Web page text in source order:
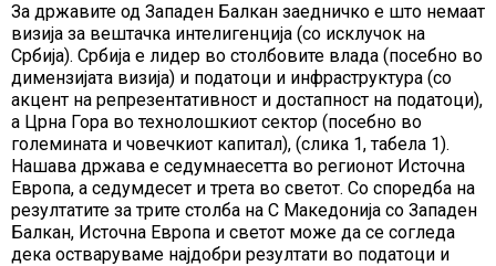
За државите од Западен Балкан заедничко е што немаат
визија за вештачка интелигенција (со исклучок на
Србија). Србија е лидер во столбовите влада (посебно во
димензијата визија) и податоци и инфраструктура (со
акцент на репрезентативност и достапност на податоци),
а Црна Гора во технолошкиот сектор (посебно во
големината и човечкиот капитал), (слика 1, табела 1).
Нашава држава е седумнаесетта во регионот Источна
Европа, а седумдесет и трета во светот. Со споредба на
резултатите за трите столба на С Македонија со Западен
Балкан, Источна Европа и светот може да се согледа
дека остваруваме најдобри резултати во податоци и